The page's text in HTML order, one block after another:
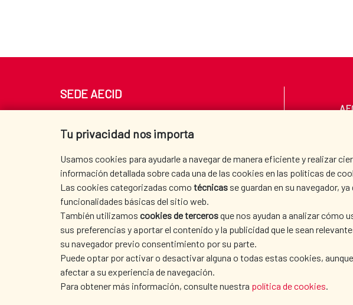
Tu privacidad nos importa
Usamos cookies para ayudarle a navegar de manera eficiente y realizar
información detallada sobre cada una de las cookies en las políticas de
Las cookies categorizadas como técnicas se guardan en su navegador,
funcionalidades básicas del sitio web.
También utilizamos cookies de tercerosque nos ayudan a analizar cómo
sus preferencias y aportar el contenido y la publicidad que le sean
su navegador previo consentimiento por su parte.
Puede optar por activar o desactivar alguna o todas estas cookies,
afectar a su experiencia de navegación.
Para obtener más información, consulte nuestra política de cookies.
SEDE AECID
Tel. +34 900 20 30 54​​​​​​​
TERMS OF USE | DATA PROTECTION | COOKIE POLICY |